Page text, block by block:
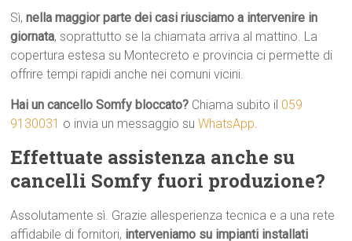
Sì,nella maggior parte dei casi riusciamo a intervenire in
giornata, soprattutto se la chiamata arriva al mattino. La
copertura estesa su Montecreto e provincia ci permette di
offrire tempi rapidi anche nei comuni vicini.
Hai un cancello Somfy bloccato? Chiama subito il 059
9130031 o invia un messaggio suWhatsApp.
Effettuate assistenza anche su
cancelli Somfy fuori produzione?
Assolutamente sì. Grazie allesperienza tecnica e a una rete
affidabile di fornitori, interveniamo su impianti installati